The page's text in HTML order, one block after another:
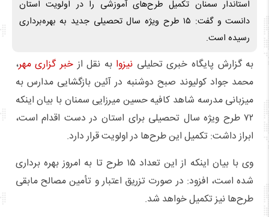
استاندار سمنان تکمیل طرح‌های آموزشی را در اولویت استان
دانست و گفت: ۱۵ طرح ویژه سال تحصیلی جدید به بهره‌برداری
رسیده است.
به گزارش پایگاه خبری تحلیلی نیزوا به نقل ازخبر گزاری مهر،
محمد جواد کولیوند صبح دوشنبه در آئین بازگشایی مدارس به
میزبانی مدرسه شاهد کافیه حسین میرزایی سمنان با بیان اینکه
۷۲ طرح ویژه سال تحصیلی برای استان در دست اقدام است،
ابراز داشت: تکمیل این طرح‌ها در اولویت قرار دارد.
وی با بیان اینکه از این تعداد ۱۵ طرح تا به امروز بهره برداری
شده است، افزود: در صورت تزریق اعتبار و تأمین مصالح مابقی
طرح‌ها نیز تکمیل خواهد شد.